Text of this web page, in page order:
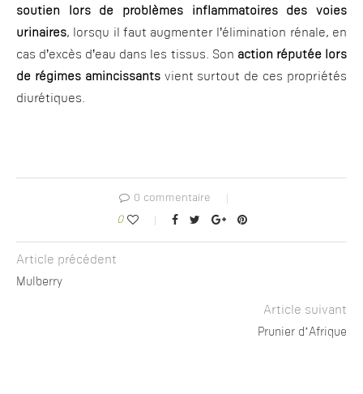
soutien lors de problèmes inflammatoires des voies
urinaires, lorsqu il faut augmenter l’élimination rénale, en
cas d’excès d’eau dans les tissus. Son action réputée lors
de régimes amincissantsvient surtout de ces propriétés
diurétiques.
0 commentaire
0
Article précédent
Mulberry
Article suivant
Prunier d’Afrique